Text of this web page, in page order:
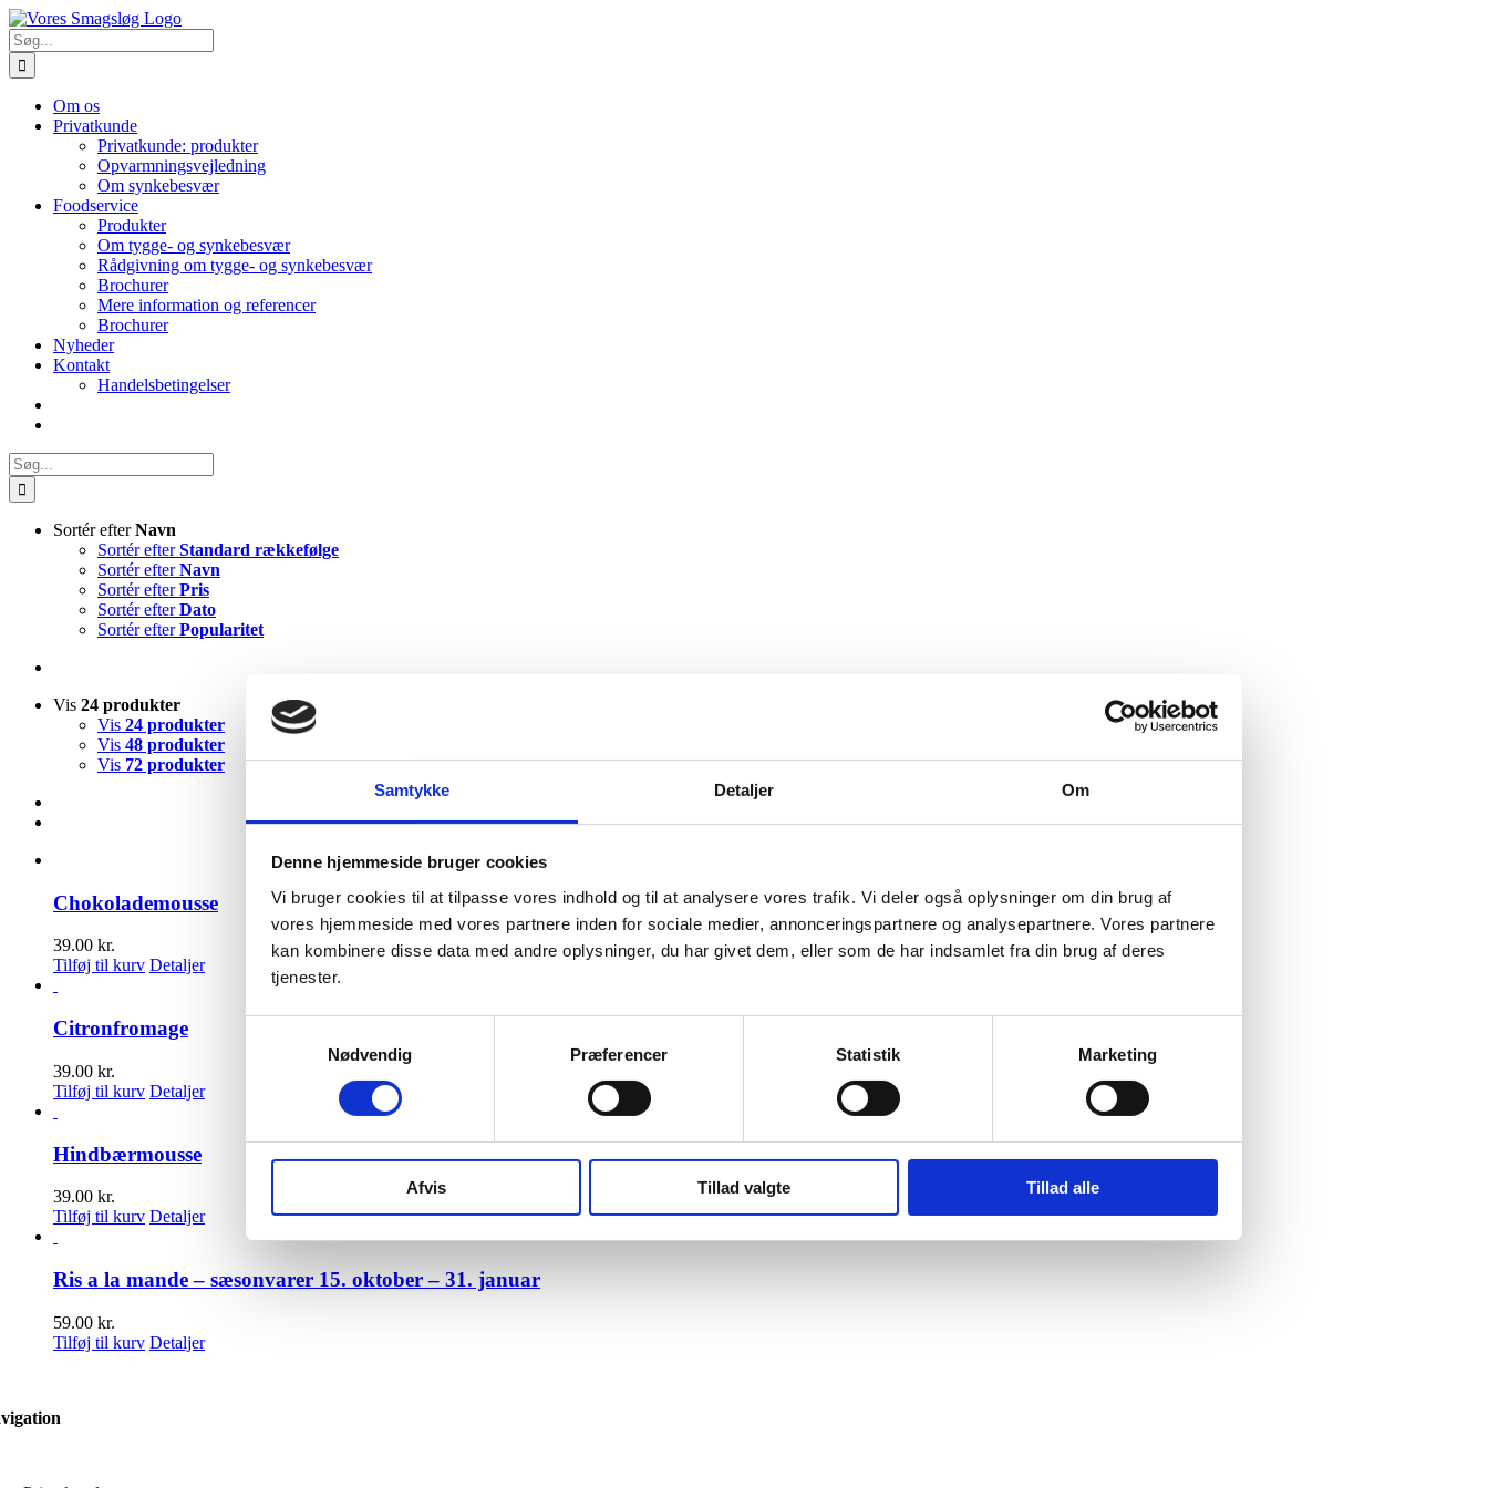
Samtykke Detaljer Om
Denne hjemmeside bruger cookies
Vi bruger cookies til at tilpasse vores indhold og til at analysere vores trafik. Vi deler også oplysninger om din brug af
vores hjemmeside med vores partnere inden for sociale medier, annonceringspartnere og analysepartnere. Vores partnere
kan kombinere disse data med andre oplysninger, du har givet dem, eller som de har indsamlet fra din brug af deres
tjenester.
Nødvendig
Præferencer Statistik Marketing
Afvis Tillad valgte Tillad alle
Skip
to
content
Søg
efter:
Om os
Privatkunde
Privatkunde: produkter
Opvarmningsvejledning
Om synkebesvær
Foodservice
Produkter
Om tygge- og synkebesvær
Rådgivning om tygge- og synkebesvær
Brochurer
Mere information og referencer
Brochurer
Nyheder
Kontakt
Handelsbetingelser
Søg
efter:
Sortér efterNavn
Sortér efterStandard rækkefølge
Sortér efterNavn
Sortér efterPris
Sortér efterDato
Sortér efterPopularitet
Vis 24 produkter
Vis 24 produkter
Vis 48 produkter
Vis 72 produkter
Chokolademousse
39.00 kr.
Tilføj til kurv Detaljer
Citronfromage
39.00 kr.
Tilføj til kurv Detaljer
Hindbærmousse
39.00 kr.
Tilføj til kurv Detaljer
Ris a la mande – sæsonvarer 15. oktober – 31. januar
59.00 kr.
Tilføj til kurv Detaljer